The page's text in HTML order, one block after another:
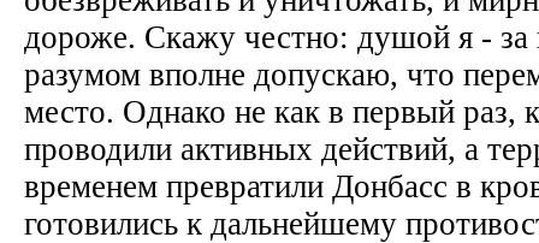
дороже. Скажу честно: душой я - за
разумом вполне допускаю, что
место. Однако не как в первый раз,
проводили активных действий, а
временем превратили Донбасс в
готовились к дальнейшему